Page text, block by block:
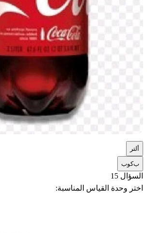
لتر
بكوب
السؤال 15
اختر وحدة القياس المناسبة: